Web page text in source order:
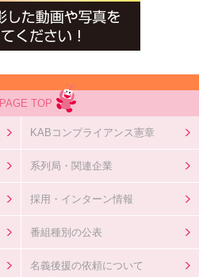
PAGE TOP
KABコンプライアンス憲章
系列局・関連企業
採用・インターン情報
番組種別の公表
名義後援の依頼について